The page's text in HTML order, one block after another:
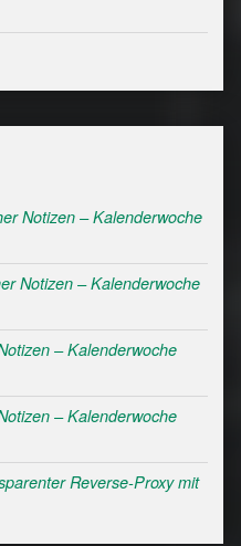
Notizen – Kalenderwoche
Notizen – Kalenderwoche
– Kalenderwoche
– Kalenderwoche
Reverse-Proxy mit